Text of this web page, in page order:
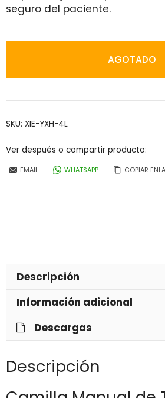
seguro del paciente.
AGOTADO
SKU: XIE-YXH-4L
Ver después o compartir producto:
EMAIL WHATSAPP COPIAR
Descripción
Información adicional
Descargas
Descripción